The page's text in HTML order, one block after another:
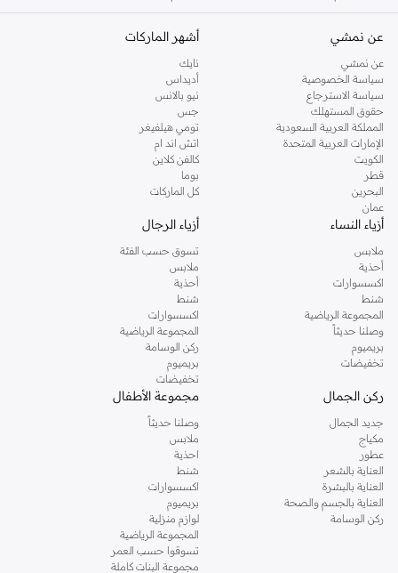
عن نمشي
عن نمشي
سياسة الخصوصية
سياسة الاسترجاع
حقوق المستهلك
المملكة العربية السعودية
الإمارات العربية المتحدة
الكويت
قطر
البحرين
عمان
أشهر الماركات
نايك
أديداس
نيو بالانس
جس
تومي هيلفيغر
اتش اند ام
كالفن كلاين
بوما
كل الماركات
أزياء النساء
ملابس
أحذية
اكسسوارات
شنط
المجموعة الرياضية
وصلنا حديثاً
بريميوم
تخفيضات
أزياء الرجال
تسوق حسب الفئة
ملابس
أحذية
شنط
اكسسوارات
المجموعة الرياضية
ركن الوسامة
بريميوم
تخفيضات
ركن الجمال
جديد الجمال
مكياج
عطور
العناية بالشعر
العناية بالبشرة
العناية بالجسم والصحة
ركن الوسامة
مجموعة الأطفال
وصلنا حديثاً
ملابس
احذية
شنط
اكسسوارات
بريميوم
لوازم منزلية
المجموعة الرياضية
تسوقوا حسب العمر
مجموعة البنات كاملة